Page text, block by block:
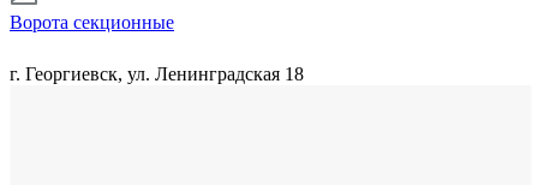
Ворота секционные
г. Георгиевск, ул. Ленинградская 18